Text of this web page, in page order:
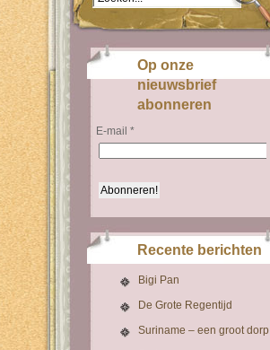
Op onze
nieuwsbrief
abonneren
E-mail *
Recente berichten
Bigi Pan
De Grote Regentijd
Suriname – een groot dorp